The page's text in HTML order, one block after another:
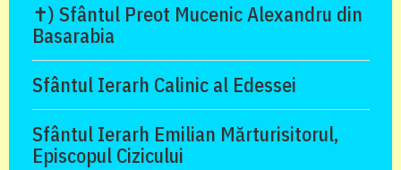
✝) Sfântul Preot Mucenic Alexandru din
Basarabia
Sfântul Ierarh Calinic al Edessei
Sfântul Ierarh Emilian Mărturisitorul,
Episcopul Cizicului